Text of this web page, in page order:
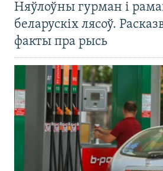
Няўлоўны гурман і
беларускіх лясоў.
факты пра рысь